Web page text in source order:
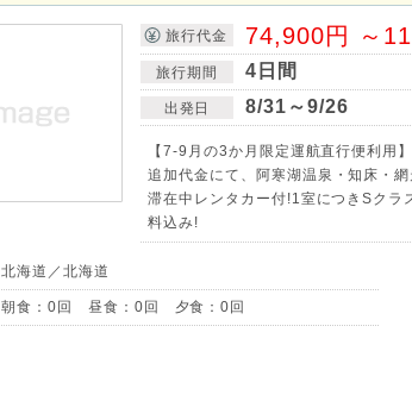
旅行代金 74,900円 ～
旅行期間 4日間
出発日 8/31～9/26
【7-9月の3か月限定運航直行便利用
追加代金にて、阿寒湖温泉・知床・
滞在中レンタカー付!1室につきSク
料込み!
北海道／北海道
朝食：0回 昼食：0回 夕食：0回